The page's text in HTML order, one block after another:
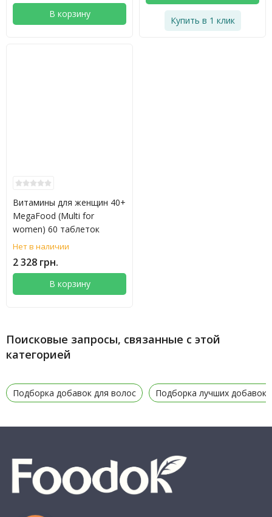
В корзину
Купить в 1 клик
Витамины для женщин 40+
MegaFood (Multi for
women) 60 таблеток
Нет в наличии
2 328 грн.
В корзину
Поисковые запросы, связанные с этой
категорией
Подборка добавок для волос Подборка лучших добавок